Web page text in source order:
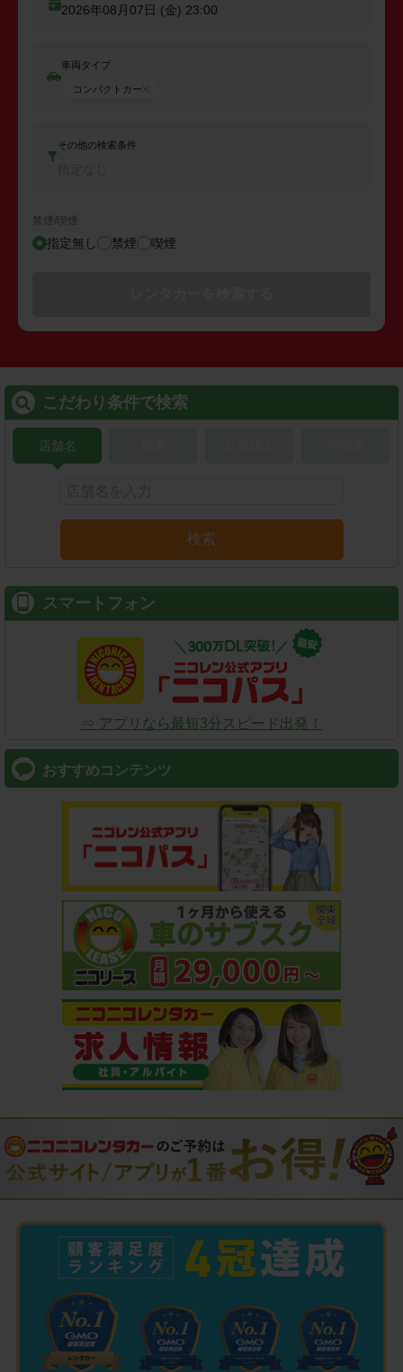
2026年08月07日 (金) 23:00
車両タイプ
コンパクトカー
その他の検索条件
禁煙/喫煙
指定無し 禁煙 喫煙
こだわり条件で検索
店舗名
検索
スマートフォン
⇒ アプリなら最短3分スピード出発！
おすすめコンテンツ